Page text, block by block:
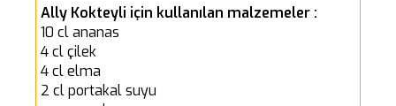
Ally Kokteyli için kullanılan malzemeler :
10 cl ananas
4 cl çilek
4 cl elma
2 cl portakal suyu